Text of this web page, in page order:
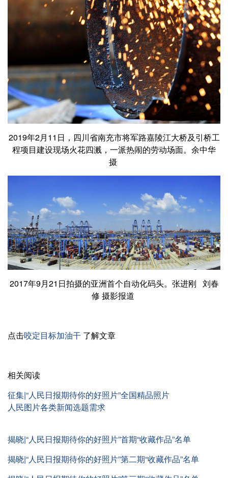
2019年2月11日，四川省南充市将军路嘉陵江大桥及引桥工
程项目建设现场火花四溅，一派热闹的劳动场面。余中华
摄
2017年9月21日拍摄的亚洲首个自动化码头。张进刚 刘春
修 摄影报道
点击咬定目标加油干 了解文章
相关阅读
征集|“人民日报期待你的好照片”全国精品照片
人民图片各类新闻选题需求
揭晓|“人民日报期待你的好照片”首期“收藏作品”名单
揭晓|“人民日报期待你的好照片”第二期“收藏作品”名单